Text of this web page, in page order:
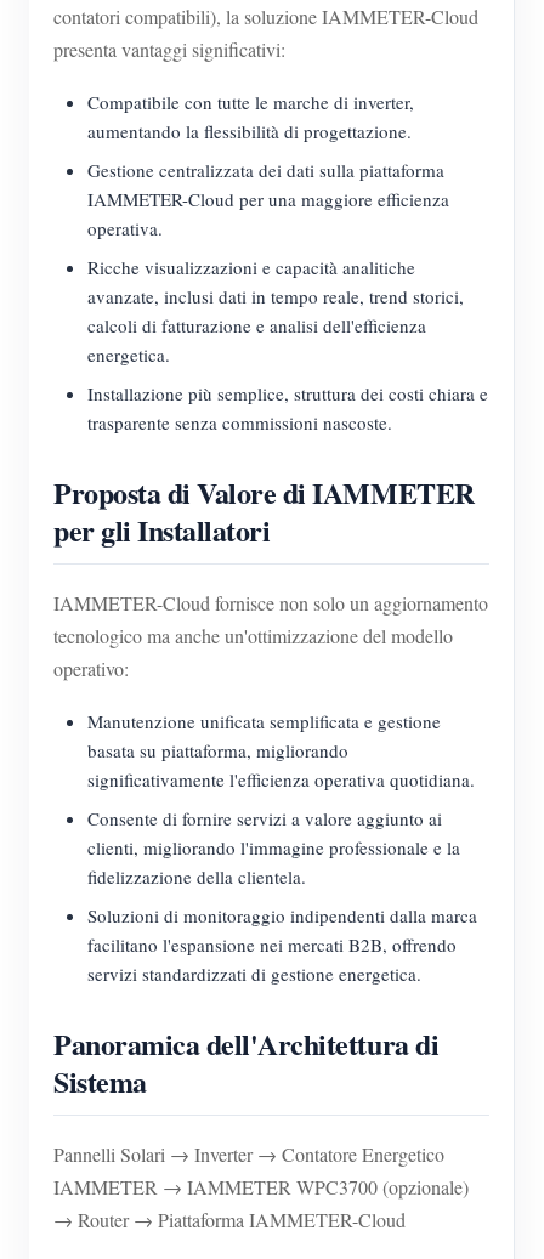
contatori compatibili), la soluzione IAMMETER-Cloud
presenta vantaggi significativi:
Compatibile con tutte le marche di inverter,
aumentando la flessibilità di progettazione.
Gestione centralizzata dei dati sulla piattaforma
IAMMETER-Cloud per una maggiore efficienza
operativa.
Ricche visualizzazioni e capacità analitiche
avanzate, inclusi dati in tempo reale, trend storici,
calcoli di fatturazione e analisi dell'efficienza
energetica.
Installazione più semplice, struttura dei costi chiara e
trasparente senza commissioni nascoste.
Proposta di Valore di IAMMETER
per gli Installatori
IAMMETER-Cloud fornisce non solo un aggiornamento
tecnologico ma anche un'ottimizzazione del modello
operativo:
Manutenzione unificata semplificata e gestione
basata su piattaforma, migliorando
significativamente l'efficienza operativa quotidiana.
Consente di fornire servizi a valore aggiunto ai
clienti, migliorando l'immagine professionale e la
fidelizzazione della clientela.
Soluzioni di monitoraggio indipendenti dalla marca
facilitano l'espansione nei mercati B2B, offrendo
servizi standardizzati di gestione energetica.
Panoramica dell'Architettura di
Sistema
Pannelli Solari → Inverter → Contatore Energetico
IAMMETER → IAMMETER WPC3700 (opzionale)
→ Router → Piattaforma IAMMETER-Cloud